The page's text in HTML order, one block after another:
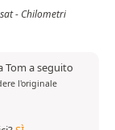
- Chilometri
Tom a seguito
l'originale